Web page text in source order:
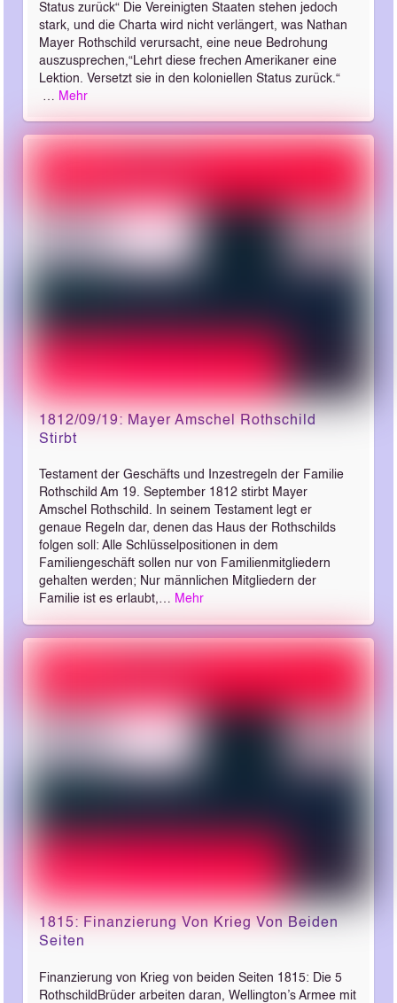
Status zurück“ Die Vereinigten Staaten stehen jedoch
stark, und die Charta wird nicht verlängert, was Nathan
Mayer Rothschild verursacht, eine neue Bedrohung
auszusprechen,“Lehrt diese frechen Amerikaner eine
Lektion. Versetzt sie in den koloniellen Status zurück.“
… Mehr
1812/09/19: Mayer Amschel Rothschild
Stirbt
Testament der Geschäfts­ und Inzestregeln der Familie
Rothschild Am 19. September 1812 stirbt Mayer
Amschel Rothschild. In seinem Testament legt er
genaue Regeln dar, denen das Haus der Rothschilds
folgen soll: Alle Schlüsselpositionen in dem
Familiengeschäft sollen nur von Familienmitgliedern
gehalten werden; Nur männlichen Mitgliedern der
Familie ist es erlaubt,… Mehr
1815: Finanzierung Von Krieg Von Beiden
Seiten
Finanzierung von Krieg von beiden Seiten 1815: Die 5
Rothschild­Brüder arbeiten daran, Wellington’s Armee mit